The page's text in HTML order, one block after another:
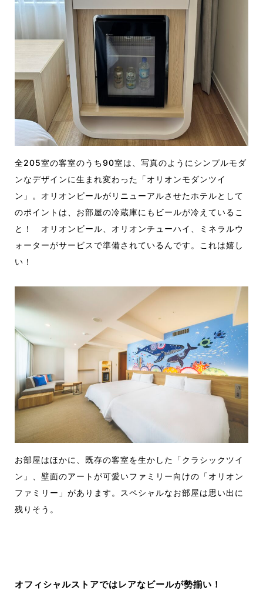
全205室の客室のうち90室は、写真のようにシンプルモダ
ンなデザインに生まれ変わった「オリオンモダンツイ
ン」。オリオンビールがリニューアルさせたホテルとして
のポイントは、お部屋の冷蔵庫にもビールが冷えているこ
と！ オリオンビール、オリオンチューハイ、ミネラルウ
ォーターがサービスで準備されているんです。これは嬉し
い！
お部屋はほかに、既存の客室を生かした「クラシックツイ
ン」、壁面のアートが可愛いファミリー向けの「オリオン
ファミリー」があります。スペシャルなお部屋は思い出に
残りそう。
オフィシャルストアではレアなビールが勢揃い！